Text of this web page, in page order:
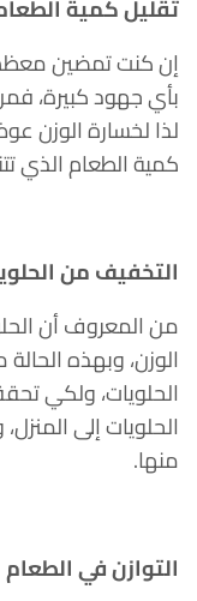
تقليل كمية
إن كنت تمضين
بأي جهود كبيرة،
لذا لخسارة الوزن
كمية الطعام الذي
التخفيف من
من المعروف أن
الوزن، وبهذه
الحلويات، ولكي
الحلويات إلى
منها.
التوازن في الطعام